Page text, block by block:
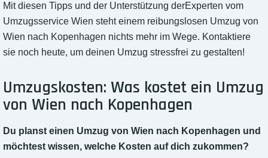
Mit diesen Tipps und der Unterstützung derExperten vom
Umzugsservice Wien steht einem reibungslosen Umzug von
Wien nach Kopenhagen nichts mehr im Wege. Kontaktiere
sie noch heute, um deinen Umzug stressfrei zu gestalten!
Umzugskosten: Was kostet ein Umzug
von Wien nach Kopenhagen
Du planst einen Umzug von Wien nach Kopenhagen und
möchtest wissen, welche Kosten auf dich zukommen?